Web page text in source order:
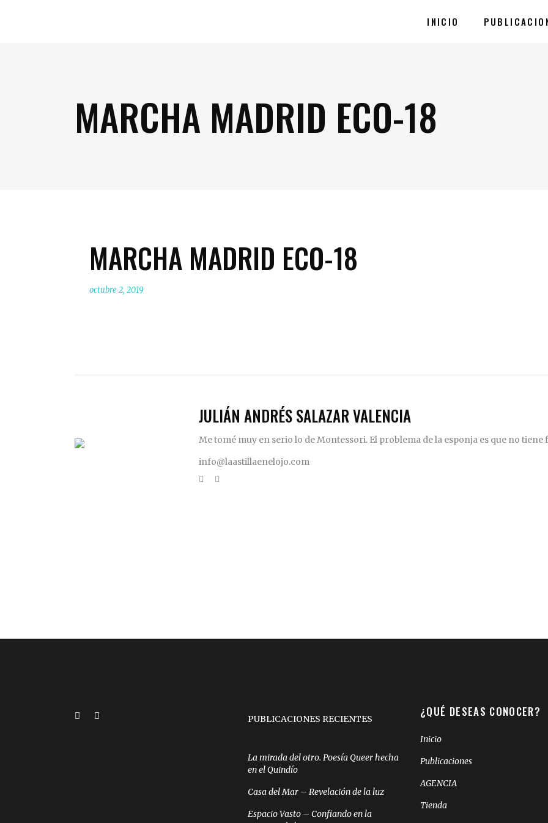
INICIO
MARCHA MADRID ECO-18
MARCHA MADRID ECO-18
octubre 2, 2019
JULIÁN ANDRÉS SALAZAR VALENCIA
Me tomé muy en serio lo de Montessori. El problema de la esponja es que no tiene
info@laastillaenelojo.com
PUBLICACIONES RECIENTES
La mirada del otro. Poesía Queer hecha
en el Quindío
Casa del Mar – Revelación de la luz
Espacio Vasto – Confiando en la
¿QUÉ DESEAS CONOCER?
Inicio
Publicaciones
AGENCIA
Tienda